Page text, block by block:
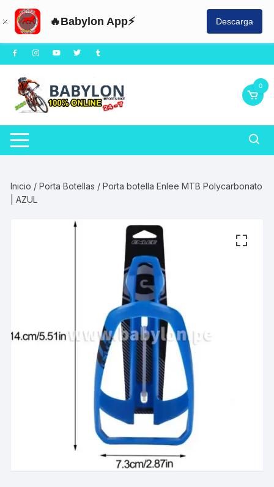
🔥Babylon App⚡ Descarga
Saltar
al
contenido
0
Inicio /Porta Botellas / Porta botella Enlee MTB Polycarbonato
| AZUL